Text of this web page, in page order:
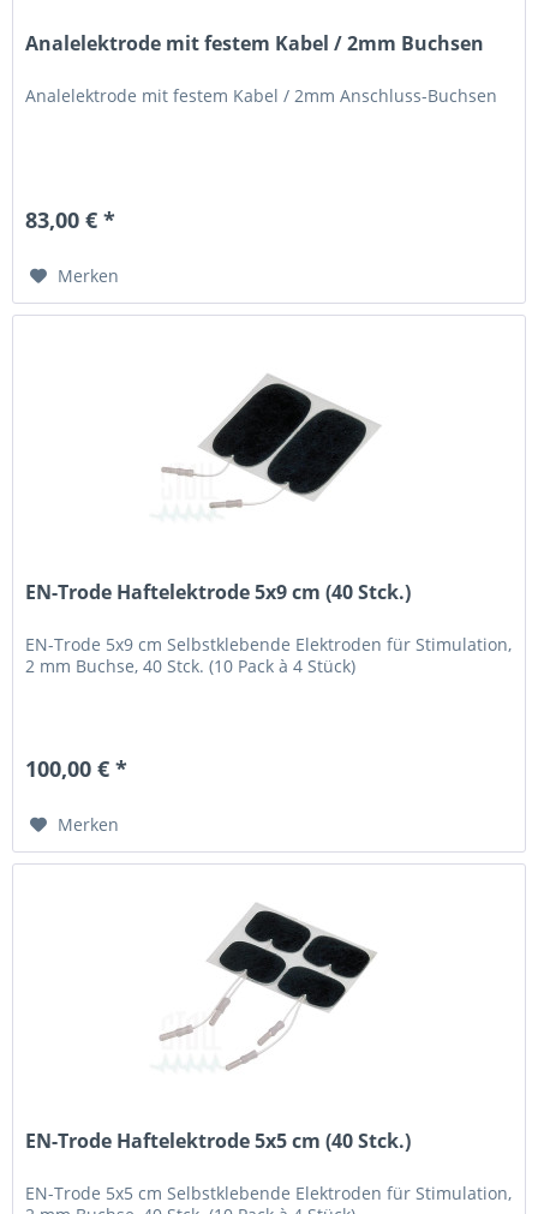
Analelektrode mit festem Kabel / 2mm Buchsen
Analelektrode mit festem Kabel / 2mm Anschluss-Buchsen
83,00 € *
Merken
EN-Trode Haftelektrode 5x9 cm (40 Stck.)
EN-Trode 5x9 cm Selbstklebende Elektroden für Stimulation,
2 mm Buchse, 40 Stck. (10 Pack à 4 Stück)
100,00 € *
Merken
EN-Trode Haftelektrode 5x5 cm (40 Stck.)
EN-Trode 5x5 cm Selbstklebende Elektroden für Stimulation,